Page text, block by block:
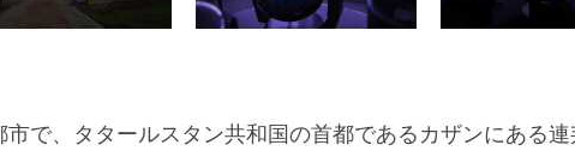
で、タタールスタン共和国の首都であるカザンにある